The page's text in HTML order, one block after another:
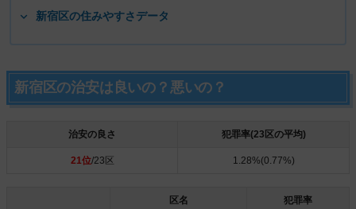
新宿区の住みやすさデータ
新宿区の治安は良いの？悪いの？
治安の良さ 犯罪率(23区の平均)
21位/23区 1.28%(0.77%)
区名 犯罪率